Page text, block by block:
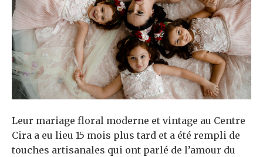
Leur mariage floral moderne et vintage au Centre
Cira a eu lieu 15 mois plus tard et a été rempli de
touches artisanales qui ont parlé de l’amour du